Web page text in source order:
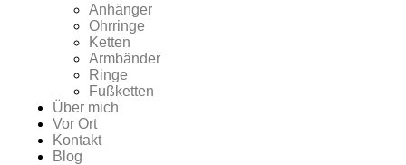
Anhänger
Ohrringe
Ketten
Armbänder
Ringe
Fußketten
Über mich
Vor Ort
Kontakt
Blog